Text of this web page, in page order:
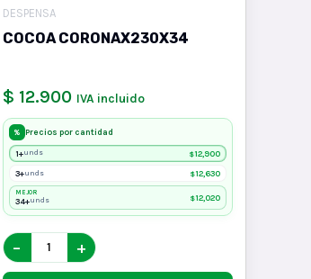
DESPENSA
COCOA CORONAX230X34
$ 12.900 IVA incluido
% Precios por cantidad
1+unds $12,900
3+unds $12,630
MEJOR
34+unds $12,020
− +